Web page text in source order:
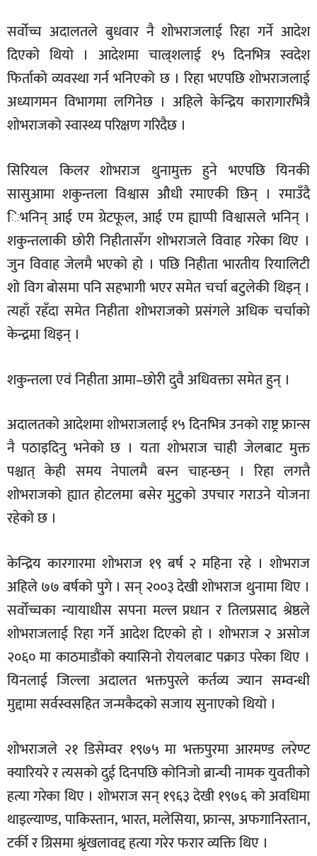
सर्वोच्च अदालतले बुधवार नै शोभराजलाई रिहा गर्ने आदेश
दिएको थियो । आदेशमा चाल्र्शलाई १५ दिनभित्र स्वदेश
फिर्ताको व्यवस्था गर्न भनिएको छ । रिहा भएपछि शोभराजलाई
अध्यागमन विभागमा लगिनेछ । अहिले केन्द्रिय कारागारभित्रै
शोभराजको स्वास्थ्य परिक्षण गरिदैछ ।
सिरियल किलर शोभराज थुनामुक्त हुने भएपछि यिनकी
सासुआमा शकुन्तला विश्वास औधी रमाएकी छिन् । रमाउँदै
िभनिन् आई एम ग्रेटफूल, आई एम ह्याप्पी विश्वासले भनिन् ।
शकुन्तलाकी छोरी निहीतासँग शोभराजले विवाह गरेका थिए ।
जुन विवाह जेलमै भएको हो । पछि निहीता भारतीय रियालिटी
शो विग बोसमा पनि सहभागी भएर समेत चर्चा बटुलेकी थिइन् ।
त्यहाँ रहँदा समेत निहीता शोभराजको प्रसंगले अधिक चर्चाको
केन्द्रमा थिइन् ।
शकुन्तला एवं निहीता आमा–छोरी दुवै अधिवक्ता समेत हुन् ।
अदालतको आदेशमा शोभराजलाई १५ दिनभित्र उनको राष्ट्र फ्रान्स
नै पठाइदिनु भनेको छ । यता शोभराज चाही जेलबाट मुक्त
पश्चात् केही समय नेपालमै बस्न चाहन्छन् । रिहा लगत्तै
शोभराजको ह्यात होटलमा बसेर मुटुको उपचार गराउने योजना
रहेको छ ।
केन्द्रिय कारगारमा शोभराज १९ बर्ष २ महिना रहे । शोभराज
अहिले ७७ बर्षको पुगे । सन् २००३ देखी शोभराज थुनामा थिए ।
सर्वोच्चका न्यायाधीस सपना मल्ल प्रधान र तिलप्रसाद श्रेष्ठले
शोभराजलाई रिहा गर्ने आदेश दिएको हो । शोभराज २ असोज
२०६० मा काठमाडौंको क्यासिनो रोयलबाट पक्राउ परेका थिए ।
यिनलाई जिल्ला अदालत भक्तपुरले कर्तव्य ज्यान सम्वन्धी
मुद्दामा सर्वस्वसहित जन्मकैदको सजाय सुनाएको थियो ।
शोभराजले २१ डिसेम्वर १९७५ मा भक्तपुरमा आरमण्ड लरेण्ट
क्यारियरे र त्यसको दुई दिनपछि कोनिजो ब्रान्ची नामक युवतीको
हत्या गरेका थिए । शोभराज सन् १९६३ देखी १९७६ को अवधिमा
थाइल्याण्ड, पाकिस्तान, भारत, मलेसिया, फ्रान्स, अफगानिस्तान,
टर्की र ग्रिसमा श्रृंखलावद्द हत्या गरेर फरार व्यक्ति थिए ।